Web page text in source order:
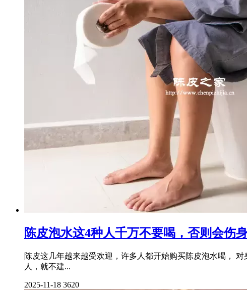
陈皮泡水这4种人千万不要喝，否则会伤身
陈皮这几年越来越受欢迎，许多人都开始购买陈皮泡水喝，
人，就不建...
2025-11-18 3620